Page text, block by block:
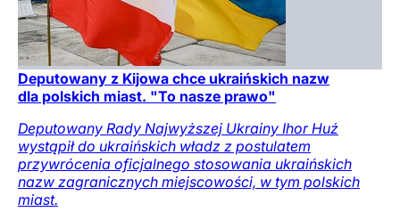
Deputowany z Kijowa chce ukraińskich nazw
dla polskich miast. "To nasze prawo"
Deputowany Rady Najwyższej Ukrainy Ihor Huź
wystąpił do ukraińskich władz z postulatem
przywrócenia oficjalnego stosowania ukraińskich
nazw zagranicznych miejscowości, w tym polskich
miast.